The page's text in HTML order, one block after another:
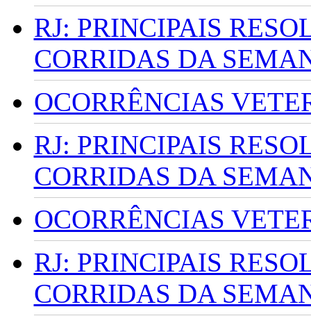
RJ: PRINCIPAIS
CORRIDAS DA
OCORRÊNCIAS
RJ: PRINCIPAIS
CORRIDAS DA
OCORRÊNCIAS
RJ: PRINCIPAIS
CORRIDAS DA